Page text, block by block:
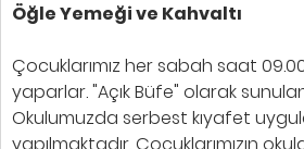
Öğle Yemeği ve Kahvaltı
Çocuklarımız her sabah saat
yaparlar. "Açık Büfe" olarak
Okulumuzda serbest kıyafet